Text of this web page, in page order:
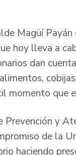
Magüí
hoy lleva a
dan
momento que
Prevención y
de la
haciendo